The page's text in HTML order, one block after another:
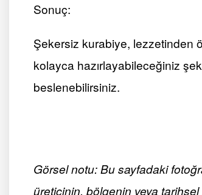
Sonuç:
Şekersiz kurabiye, lezzetinden
kolayca hazırlayabileceğiniz
beslenebilirsiniz.
Görsel notu: Bu sayfadaki
üreticinin, bölgenin veya tarihsel